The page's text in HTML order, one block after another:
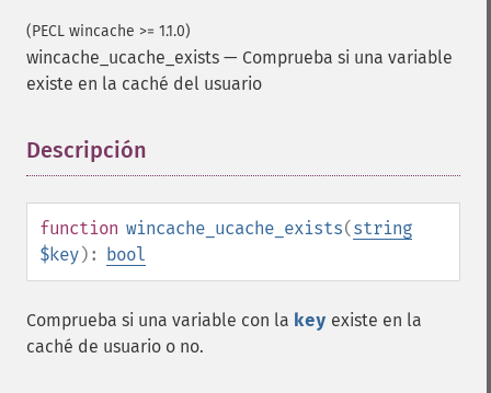
(PECL wincache >= 1.1.0)
wincache_ucache_exists — Comprueba si una variable
existe en la caché del usuario
Descripción
function wincache_ucache_exists(string
$key): bool
Comprueba si una variable con la key existe en la
caché de usuario o no.